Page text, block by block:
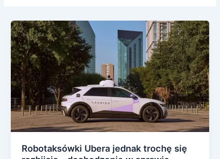
Robotaksówki Ubera jednak trochę się